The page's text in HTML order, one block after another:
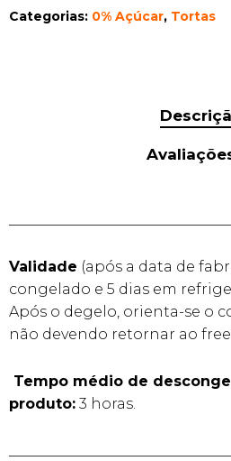
Categorias: 0% Açúcar, Tortas
Validade (após a data de
congelado e 5 dias em
Após o degelo, orienta-se o
não devendo retornar ao
Tempo médio de
produto: 3 horas.